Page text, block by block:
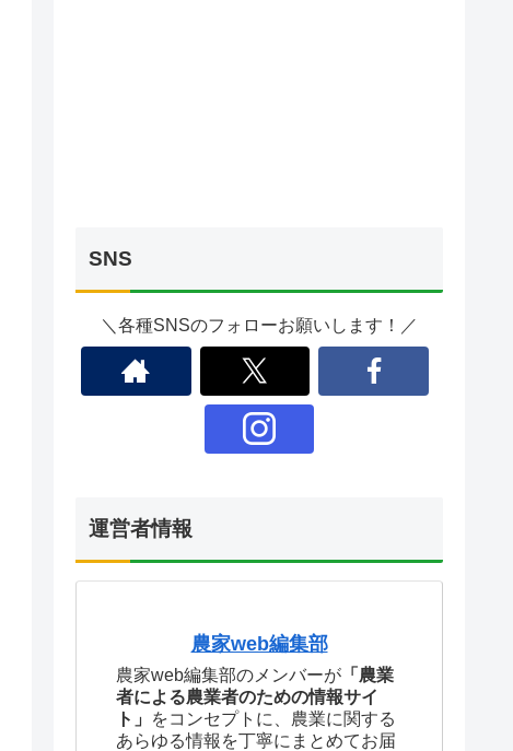
SNS
＼各種SNSのフォローお願いします！／
運営者情報
農家web編集部
農家web編集部のメンバーが 「農業
者による農業者のための情報サイ
ト」
をコンセプトに、農業に関する
あらゆる情報を丁寧にまとめてお届